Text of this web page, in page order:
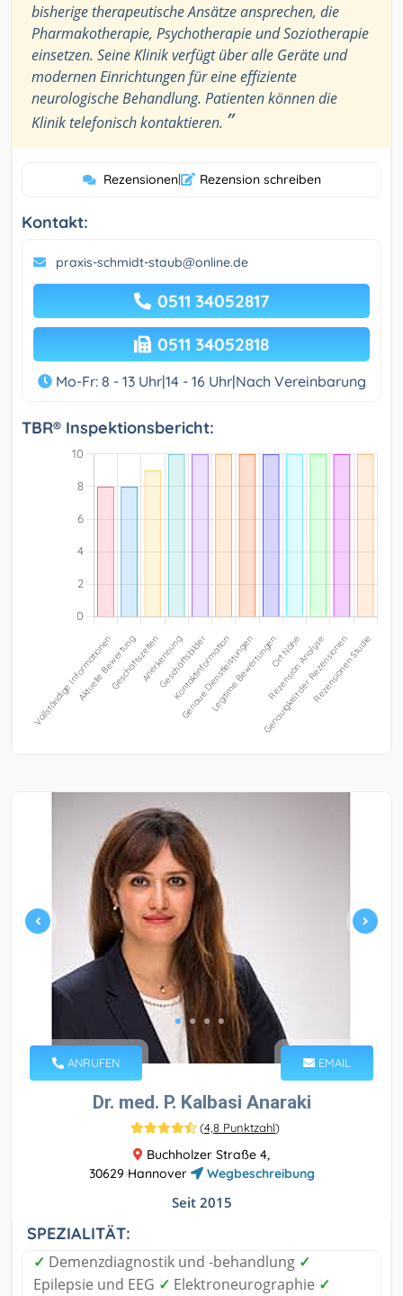
bisherige therapeutische Ansätze ansprechen, die
Pharmakotherapie, Psychotherapie und Soziotherapie
einsetzen. Seine Klinik verfügt über alle Geräte und
modernen Einrichtungen für eine effiziente
neurologische Behandlung. Patienten können die
Klinik telefonisch kontaktieren. ”
Rezensionen| Rezension schreiben
Kontakt:
praxis-schmidt-staub@online.de
0511 34052817
0511 34052818
Mo-Fr: 8 - 13 Uhr|14 - 16 Uhr|Nach Vereinbarung
TBR® Inspektionsbericht:
ANRUFEN EMAIL
Dr. med. P. Kalbasi Anaraki
(4,8 Punktzahl)
Buchholzer Straße 4,
30629 Hannover
Wegbeschreibung
Seit 2015
SPEZIALITÄT:
✓ Demenzdiagnostik und -behandlung ✓
Epilepsie und EEG ✓ Elektroneurographie ✓